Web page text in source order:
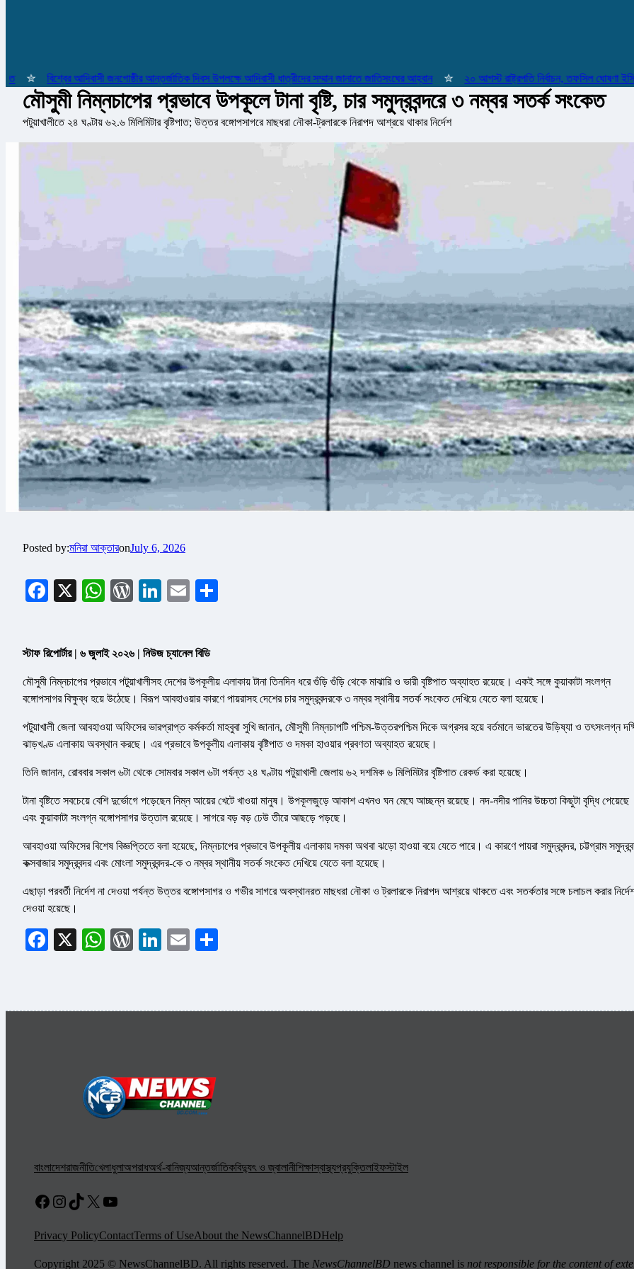
✮ বিশ্বের আদিবাসী জনগোষ্ঠীর আন্তর্জাতিক দিবস উপলক্ষে আদিবাসী ধাত্রীদের সম্মান জানাতে জাতিসংঘের আহ্বান ✮ ২০ আগস্ট রাষ্ট্রপতি নির্বাচন, তফসিল ঘোষণা ইসির
মৌসুমী নিম্নচাপের প্রভাবে উপকূলে টানা বৃষ্টি, চার সমুদ্রবন্দরে ৩ নম্বর সতর্ক সংকেত
পটুয়াখালীতে ২৪ ঘণ্টায় ৬২.৬ মিলিমিটার বৃষ্টিপাত; উত্তর বঙ্গোপসাগরে মাছধরা নৌকা-ট্রলারকে নিরাপদ আশ্রয়ে থাকার নির্দেশ
Posted by:মনিরা আক্তারonJuly 6, 2026
Facebook
X WhatsApp
WordPress
LinkedIn
Email
স্টাফ রিপোর্টার | ৬ জুলাই ২০২৬ | নিউজ চ্যানেল বিডি
মৌসুমী নিম্নচাপের প্রভাবে পটুয়াখালীসহ দেশের উপকূলীয় এলাকায় টানা তিনদিন ধরে গুঁড়ি গুঁড়ি থেকে মাঝারি ও ভারী বৃষ্টিপাত অব্যাহত রয়েছে। একই সঙ্গে কুয়াকাটা সংলগ্ন
বঙ্গোপসাগর বিক্ষুব্ধ হয়ে উঠেছে। বিরূপ আবহাওয়ার কারণে পায়রাসহ দেশের চার সমুদ্রবন্দরকে ৩ নম্বর স্থানীয় সতর্ক সংকেত দেখিয়ে যেতে বলা হয়েছে।
পটুয়াখালী জেলা আবহাওয়া অফিসের ভারপ্রাপ্ত কর্মকর্তা মাহবুবা সুখি জানান, মৌসুমী নিম্নচাপটি পশ্চিম-উত্তরপশ্চিম দিকে অগ্রসর হয়ে বর্তমানে ভারতের উড়িষ্যা ও তৎসংলগ্ন
ঝাড়খণ্ড এলাকায় অবস্থান করছে। এর প্রভাবে উপকূলীয় এলাকায় বৃষ্টিপাত ও দমকা হাওয়ার প্রবণতা অব্যাহত রয়েছে।
তিনি জানান, রোববার সকাল ৬টা থেকে সোমবার সকাল ৬টা পর্যন্ত ২৪ ঘণ্টায় পটুয়াখালী জেলায় ৬২ দশমিক ৬ মিলিমিটার বৃষ্টিপাত রেকর্ড করা হয়েছে।
টানা বৃষ্টিতে সবচেয়ে বেশি দুর্ভোগে পড়েছেন নিম্ন আয়ের খেটে খাওয়া মানুষ। উপকূলজুড়ে আকাশ এখনও ঘন মেঘে আচ্ছন্ন রয়েছে। নদ-নদীর পানির উচ্চতা কিছুটা বৃদ্ধি পেয়েছে
এবং কুয়াকাটা সংলগ্ন বঙ্গোপসাগর উত্তাল রয়েছে। সাগরে বড় বড় ঢেউ তীরে আছড়ে পড়ছে।
আবহাওয়া অফিসের বিশেষ বিজ্ঞপ্তিতে বলা হয়েছে, নিম্নচাপের প্রভাবে উপকূলীয় এলাকায় দমকা অথবা ঝড়ো হাওয়া বয়ে যেতে পারে। এ কারণে পায়রা সমুদ্রবন্দর, চট্টগ্রাম
কক্সবাজার সমুদ্রবন্দর এবং মোংলা সমুদ্রবন্দর-কে ৩ নম্বর স্থানীয় সতর্ক সংকেত দেখিয়ে যেতে বলা হয়েছে।
এছাড়া পরবর্তী নির্দেশ না দেওয়া পর্যন্ত উত্তর বঙ্গোপসাগর ও গভীর সাগরে অবস্থানরত মাছধরা নৌকা ও ট্রলারকে নিরাপদ আশ্রয়ে থাকতে এবং সতর্কতার সঙ্গে চলাচল করার
দেওয়া হয়েছে।
Facebook
X WhatsApp
WordPress
LinkedIn
Email
বাংলাদেশরাজনীতিখেলাধুলাঅপরাধঅর্থ-বানিজ্যআন্তর্জাতিকবিদ্যুৎ ও জ্বালানীশিক্ষাস্বাস্থ্যপ্রযুক্তিলাইফস্টাইল
Facebook
Instagram
TikTok
X YouTube
Privacy PolicyContactTerms of UseAbout the NewsChannelBDHelp
Copyright 2025 © NewsChannelBD. All rights reserved. The NewsChannelBD news channel is not responsible for the content of